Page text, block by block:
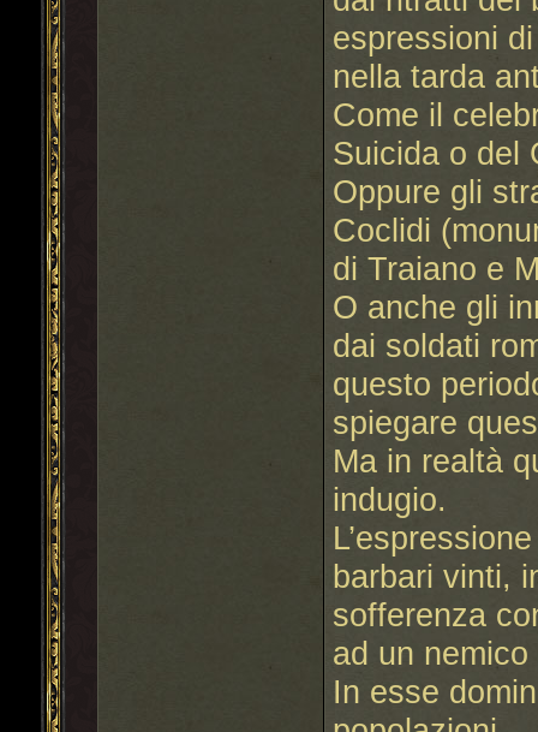
espressioni
nella tarda
Come il
Suicida o del
Oppure gli
Coclidi
di Traiano e
O anche gli
dai soldati
questo
spiegare
Ma in realtà
indugio.
barbari vinti,
sofferenza
ad un
In esse